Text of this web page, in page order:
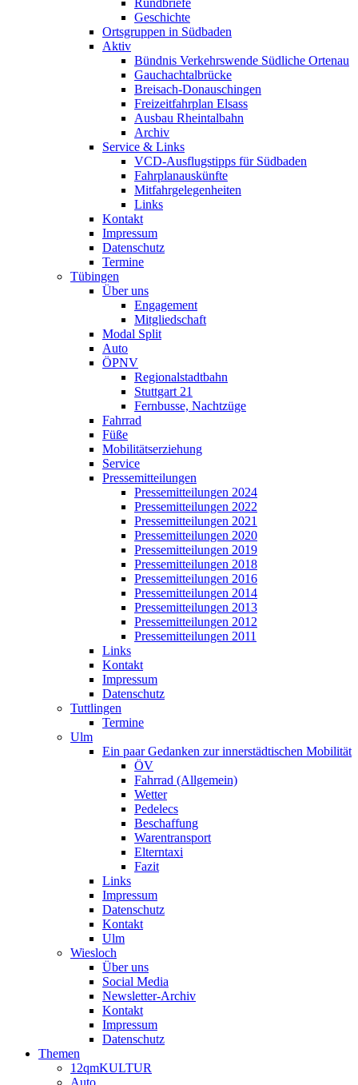
Rundbriefe
Geschichte
Ortsgruppen in Südbaden
Aktiv
Bündnis Verkehrswende Südliche Ortenau
Gauchachtalbrücke
Breisach-Donauschingen
Freizeitfahrplan Elsass
Ausbau Rheintalbahn
Archiv
Service & Links
VCD-Ausflugstipps für Südbaden
Fahrplanauskünfte
Mitfahrgelegenheiten
Links
Kontakt
Impressum
Datenschutz
Termine
Tübingen
Über uns
Engagement
Mitgliedschaft
Modal Split
Auto
ÖPNV
Regionalstadtbahn
Stuttgart 21
Fernbusse, Nachtzüge
Fahrrad
Füße
Mobilitätserziehung
Service
Pressemitteilungen
Pressemitteilungen 2024
Pressemitteilungen 2022
Pressemitteilungen 2021
Pressemitteilungen 2020
Pressemitteilungen 2019
Pressemitteilungen 2018
Pressemitteilungen 2016
Pressemitteilungen 2014
Pressemitteilungen 2013
Pressemitteilungen 2012
Pressemitteilungen 2011
Links
Kontakt
Impressum
Datenschutz
Tuttlingen
Termine
Ulm
Ein paar Gedanken zur innerstädtischen Mobilität
ÖV
Fahrrad (Allgemein)
Wetter
Pedelecs
Beschaffung
Warentransport
Elterntaxi
Fazit
Links
Impressum
Datenschutz
Kontakt
Ulm
Wiesloch
Über uns
Social Media
Newsletter-Archiv
Kontakt
Impressum
Datenschutz
Themen
12qmKULTUR
Auto